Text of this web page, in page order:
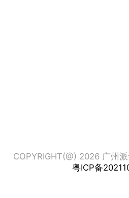
COPYRIGHT(@) 2026 广州
粤ICP备